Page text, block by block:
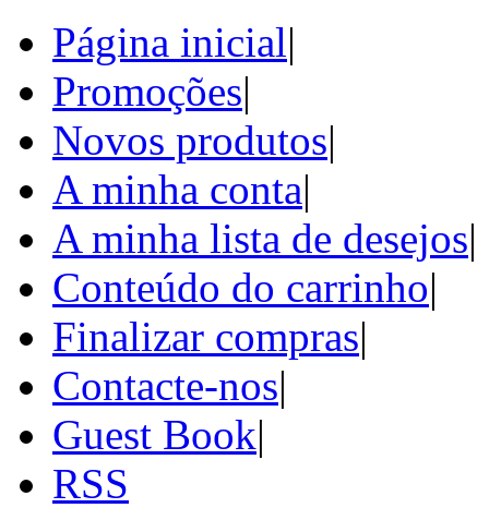
Página inicial|
Promoções|
Novos produtos|
A minha conta|
A minha lista de desejos|
Conteúdo do carrinho|
Finalizar compras|
Contacte-nos|
Guest Book|
RSS